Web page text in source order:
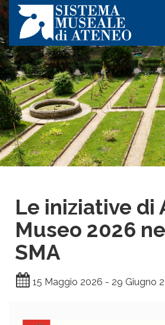
Le iniziative di
Museo 2026
SMA
15 Maggio 2026 - 29 Giugno